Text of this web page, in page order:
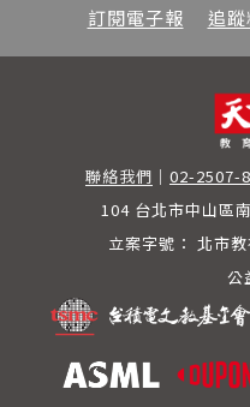
創新
實踐
以不
內閱
文章
後，
中文
讀調
境、
等因
閱讀
方式
到的？ 小二中文
習合作互
二年
文課
心儀
持著
刻安
學。
家複習
內容
先發
作紙
重視
童個
香港
非常
文一
港播
新設
條龍
一入
在學
幼童
地，
學校就
要的
習，
訂閱電子報 追
聯絡我們 ｜ 02-2507-
104 台北市中山區
立案字號： 北市
公